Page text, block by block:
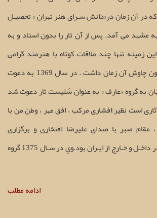
که در آن زمان در«دانش سـرای هنر تهران » تحصيـل
مشهد می آمد. پس از آن تار را بدون استاد و به
زمینه تنها چند ملاقات کوتاه با هنرمند گرامی
حسين عليزاده در کانون چاوش آن زمان داشت . در سال 1369 به دعوت
به گروه «عارف » به عنوان سُلیست تار دعوت شد
است نظير:افشاری مرکب ، افق مهر ، وطنِ من با
صبر با صدای عليرضا افتخاری و برگزاری
کنسرت های متعـدد در داخـل و خـارج از ايـران بود.وي در سـال 1375 گروه
ادامه مطلب